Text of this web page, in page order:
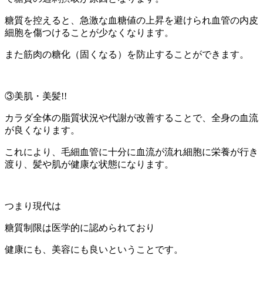
糖質を控えると、急激な血糖値の上昇を避けられ血管の内皮
細胞を傷つけることが少なくなります。
また筋肉の糖化（固くなる）を防止することができます。
③美肌・美髪!!
カラダ全体の脂質状況や代謝が改善することで、全身の血流
が良くなります。
これにより、毛細血管に十分に血流が流れ細胞に栄養が行き
渡り、髪や肌が健康な状態になります。
つまり現代は
糖質制限は医学的に認められており
健康にも、美容にも良いということです。